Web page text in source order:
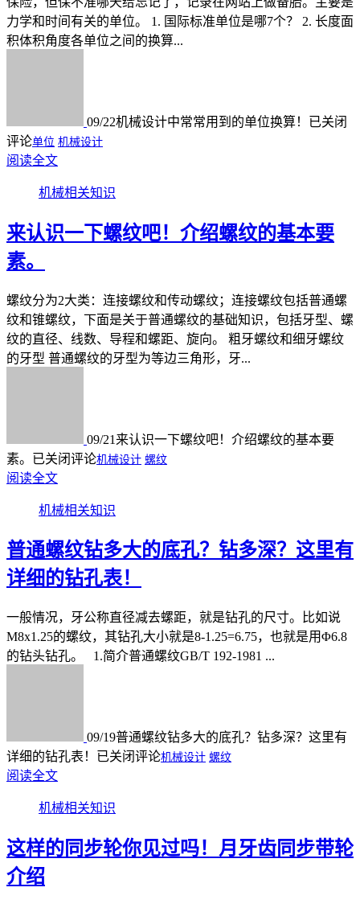
力学和时间有关的单位。 1. 国际标准单位是哪7个？ 2. 长度面
积体积角度各单位之间的换算...
09/22机械设计中常常用到的单位换算！ 已关闭
评论单位 机械设计
阅读全文
机械相关知识
来认识一下螺纹吧！介绍螺纹的基本要
素。
螺纹分为2大类：连接螺纹和传动螺纹；连接螺纹包括普通螺
纹和锥螺纹，下面是关于普通螺纹的基础知识，包括牙型、螺
纹的直径、线数、导程和螺距、旋向。 粗牙螺纹和细牙螺纹
的牙型 普通螺纹的牙型为等边三角形，牙...
09/21 来认识一下螺纹吧！介绍螺纹的基本要
素。 已关闭评论机械设计 螺纹
阅读全文
机械相关知识
普通螺纹钻多大的底孔？钻多深？这里有
详细的钻孔表！
一般情况，牙公称直径减去螺距，就是钻孔的尺寸。比如说
M8x1.25的螺纹，其钻孔大小就是8-1.25=6.75，也就是用Φ6.8
的钻头钻孔。 1.简介普通螺纹GB/T 192-1981 ...
09/19普通螺纹钻多大的底孔？钻多深？这里有
详细的钻孔表！ 已关闭评论机械设计 螺纹
阅读全文
机械相关知识
这样的同步轮你见过吗！月牙齿同步带轮
介绍